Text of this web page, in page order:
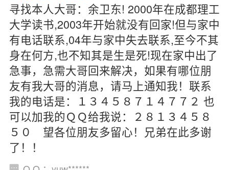
寻找本人大哥：余卫东! 2000年在成都理工
大学读书,2003年开始就没有回家!但与家中
有电话联系,04年与家中失去联系,至今不其
身在何方,也不知其是生是死!现在家中出了
急事，急需大哥回来解决，如果有哪位朋
友有我大哥的消息，请马上通知我！联系
我的电话是：１３４５８７１４７７２ 也
可以加我的ＱＱ给我说：２８１３４５８
５０ 望各位朋友多留心！兄弟在此多谢
了！！